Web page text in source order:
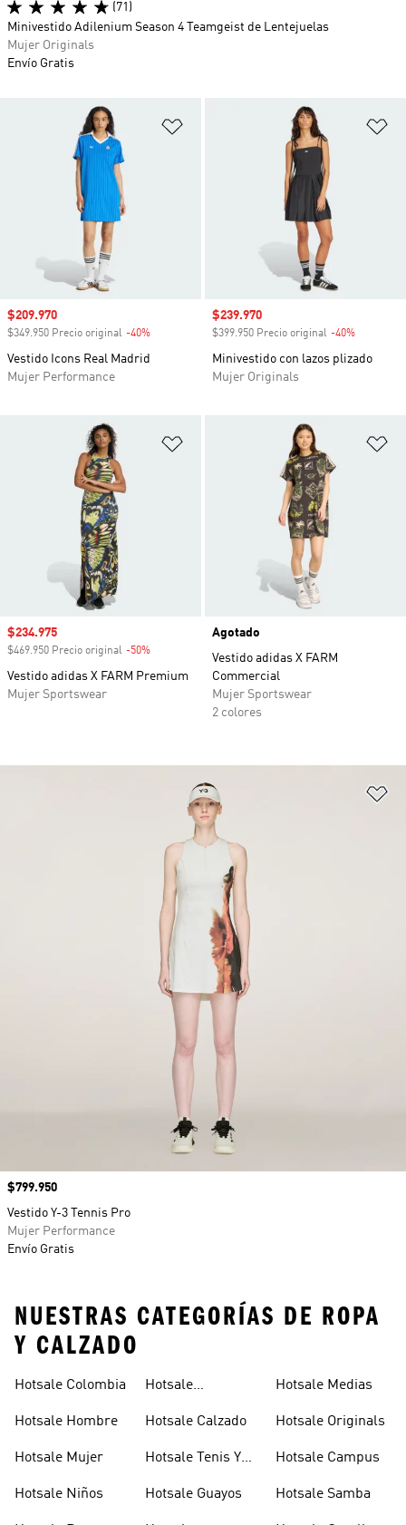
Añadir a la lista de deseos
Precio de venta
$209.970
$349.950 Precio original -40%
Vestido Icons Real Madrid
Mujer Performance
Precio de venta
$239.970
$399.950 Precio original -40%
Minivestido con lazos plizado
Mujer Originals
Añadir a la lista de deseos
Precio de venta
$234.975
$469.950 Precio original -50%
Vestido adidas X FARM Premium
Mujer Sportswear
Agotado
Vestido adidas X FARM
Commercial
Mujer Sportswear
2 colores
Precio
$799.950
Vestido Y-3 Tennis Pro
Mujer Performance
Envío Gratis
(71)
Minivestido Adilenium Season 4 Teamgeist de Lentejuelas
Mujer Originals
Envío Gratis
NUESTRAS CATEGORÍAS DE ROPA
Y CALZADO
Hotsale Colombia
Hotsale Hombre
Hotsale Mujer
Hotsale Niños
Hotsale
Licas
Hotsale Calzado
Hotsale Tenis Y
Hotsale Guayos
Hotsale Medias
Hotsale Originals
Hotsale Campus
Hotsale Samba